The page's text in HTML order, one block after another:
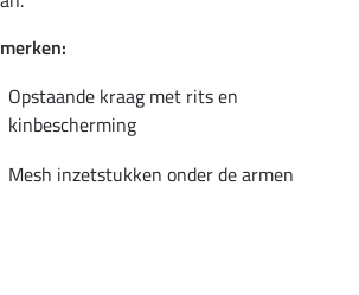
Opstaande kraag met rits en
kinbescherming
Mesh inzetstukken onder de armen